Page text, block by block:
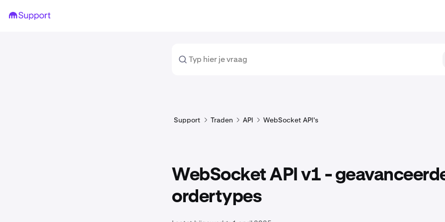
Support Traden API WebSocket API's
WebSocket API v1 -
ordertypes